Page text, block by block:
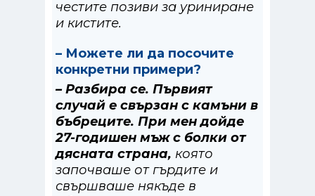
честите позиви за уриниране
и кистите.
– Можете ли да посочите
конкретни примери?
– Разбира се. Първият
случай е свързан с камъни в
бъбреците. При мен дойде
27-годишен мъж с болки от
дясната страна, която
започваше от гърдите и
свършваше някъде в